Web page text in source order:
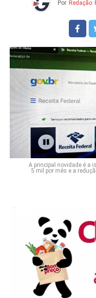
Por Redação
A principal novidade é a
5 mil por mês e a